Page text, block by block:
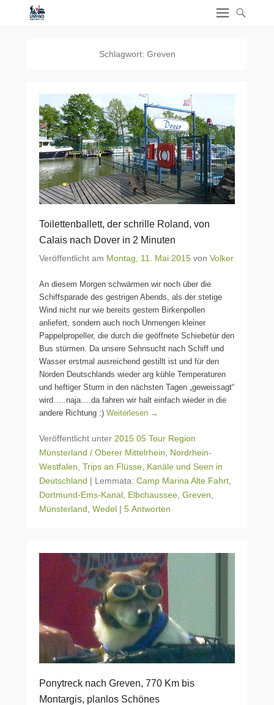
Schlagwort: Greven
Toilettenballett, der schrille Roland, von
Calais nach Dover in 2 Minuten
Veröffentlicht am Montag, 11. Mai 2015 von Volker
An diesem Morgen schwärmen wir noch über die
Schiffsparade des gestrigen Abends, als der stetige
Wind nicht nur wie bereits gestern Birkenpollen
anliefert, sondern auch noch Unmengen kleiner
Pappelpropeller, die durch die geöffnete Schiebetür den
Bus stürmen. Da unsere Sehnsucht nach Schiff und
Wasser erstmal ausreichend gestillt ist und für den
Norden Deutschlands wieder arg kühle Temperaturen
und heftiger Sturm in den nächsten Tagen „geweissagt“
wird…..naja….da fahren wir halt einfach wieder in die
andere Richtung :) Weiterlesen →
Veröffentlicht unter 2015 05 Tour Region
Münsterland / Oberer Mittelrhein
Nordrhein-
Westfalen Trips an Flüsse, Kanäle und Seen in
Deutschland | Lemmata: Camp Marina Alte Fahrt
Dortmund-Ems-Kanal Elbchaussee Greven
Münsterland Wedel | 5 Antworten
Ponytreck nach Greven, 770 Km bis
Montargis, planlos Schönes